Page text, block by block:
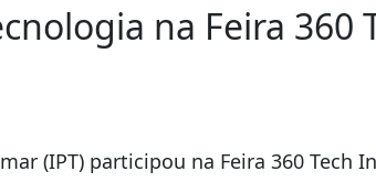
na Feira 360
(IPT) participou na Feira 360 Tech